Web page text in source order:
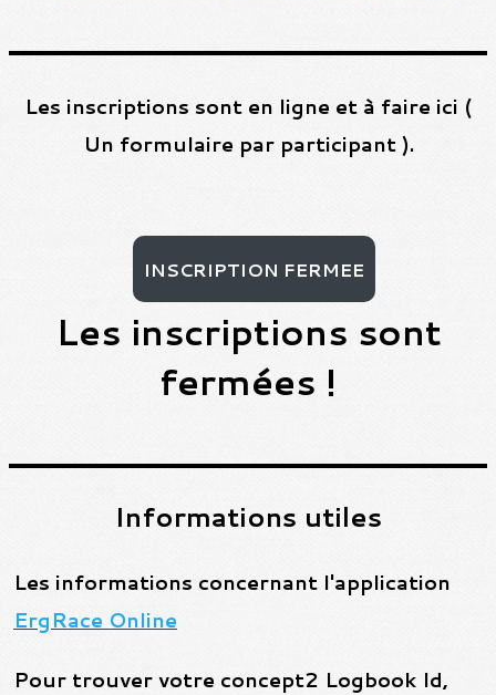
Les inscriptions sont en ligne et à faire ici (
Un formulaire par participant ).
INSCRIPTION FERMEE
Les inscriptions sont
fermées !
Informations utiles
Les informations concernant l'application
ErgRace Online
Pour trouver votre concept2 Logbook Id,